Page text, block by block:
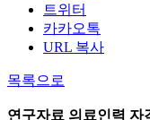
트위터
카카오톡
URL 복사
목록으로
연구자료 의료인력 자